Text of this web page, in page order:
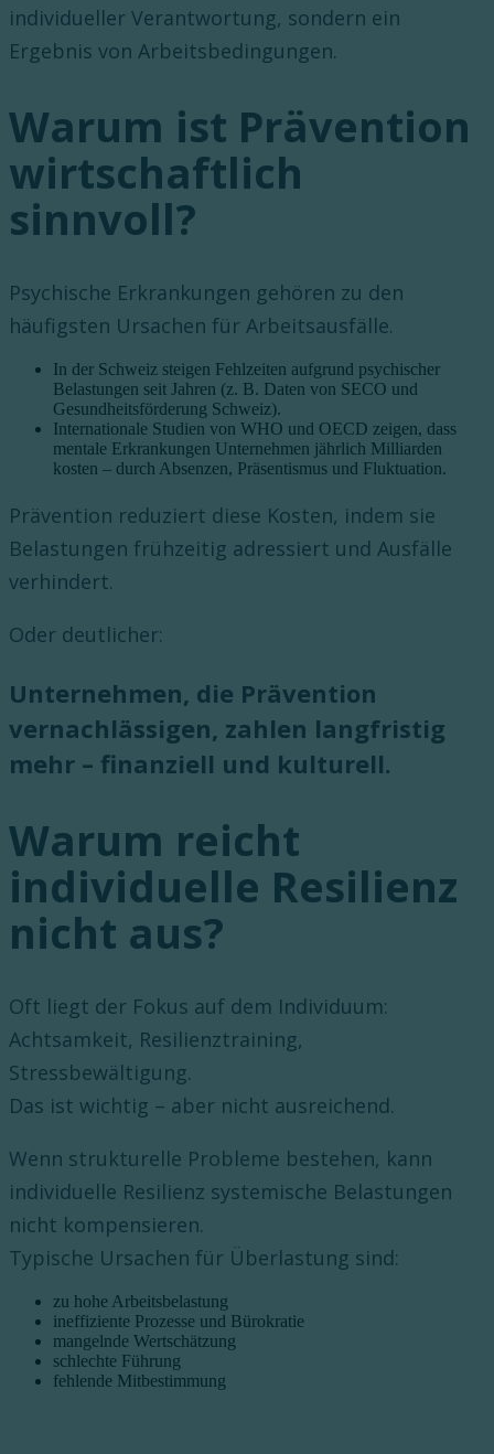
individueller Verantwortung, sondern ein
Ergebnis von Arbeitsbedingungen.
Warum ist Prävention
wirtschaftlich
sinnvoll?
Psychische Erkrankungen gehören zu den
häufigsten Ursachen für Arbeitsausfälle.
In der Schweiz steigen Fehlzeiten aufgrund psychischer
Belastungen seit Jahren (z. B. Daten von SECO und
Gesundheitsförderung Schweiz).
Internationale Studien von WHO und OECD zeigen, dass
mentale Erkrankungen Unternehmen jährlich Milliarden
kosten – durch Absenzen, Präsentismus und Fluktuation.
Prävention reduziert diese Kosten, indem sie
Belastungen frühzeitig adressiert und Ausfälle
verhindert.
Oder deutlicher:
Unternehmen, die Prävention
vernachlässigen, zahlen langfristig
mehr – finanziell und kulturell.
Warum reicht
individuelle Resilienz
nicht aus?
Oft liegt der Fokus auf dem Individuum:
Achtsamkeit, Resilienztraining,
Stressbewältigung.
Das ist wichtig – aber nicht ausreichend.
Wenn strukturelle Probleme bestehen, kann
individuelle Resilienz systemische Belastungen
nicht kompensieren.
Typische Ursachen für Überlastung sind:
zu hohe Arbeitsbelastung
ineffiziente Prozesse und Bürokratie
mangelnde Wertschätzung
schlechte Führung
fehlende Mitbestimmung